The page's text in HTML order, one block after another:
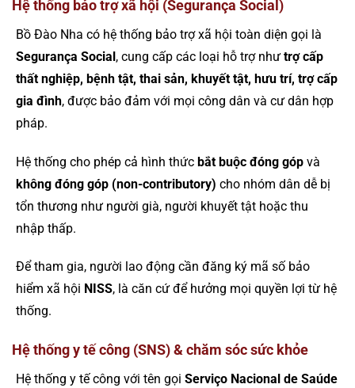
Hệ thống bảo trợ xã hội (Segurança Social)
Bồ Đào Nha có hệ thống bảo trợ xã hội toàn diện gọi là
Segurança Social, cung cấp các loại hỗ trợ như trợ cấp
thất nghiệp, bệnh tật, thai sản, khuyết tật, hưu trí, trợ cấp
gia đình, được bảo đảm với mọi công dân và cư dân hợp
pháp.
Hệ thống cho phép cả hình thức bắt buộc đóng góp và
không đóng góp (non-contributory) cho nhóm dân dễ bị
tổn thương như người già, người khuyết tật hoặc thu
nhập thấp.
Để tham gia, người lao động cần đăng ký mã số bảo
hiểm xã hội NISS, là căn cứ để hưởng mọi quyền lợi từ hệ
thống.
Hệ thống y tế công (SNS) & chăm sóc sức khỏe
Hệ thống y tế công với tên gọi Serviço Nacional de Saúde